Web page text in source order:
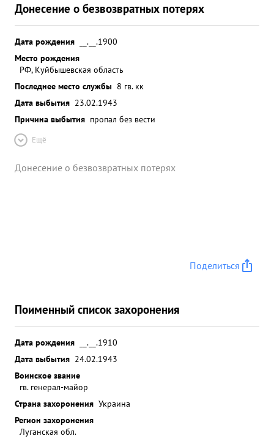
Донесение о безвозвратных потерях
Дата рождения
__.__.1900
Место рождения
РФ, Куйбышевская область
Последнее место службы 8 гв. кк
Дата выбытия 23.02.1943
Причина выбытия пропал без вести
Ещё
Донесение о безвозвратных потерях
Поделиться
Поименный список захоронения
Дата рождения
__.__.1910
Дата выбытия 24.02.1943
Воинское звание
гв. генерал-майор
Страна захоронения Украина
Регион захоронения
Луганская обл.